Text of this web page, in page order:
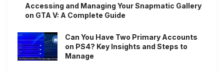
Accessing and Managing Your Snapmatic Gallery
on GTA V: A Complete Guide
Can You Have Two Primary Accounts
on PS4? Key Insights and Steps to
Manage